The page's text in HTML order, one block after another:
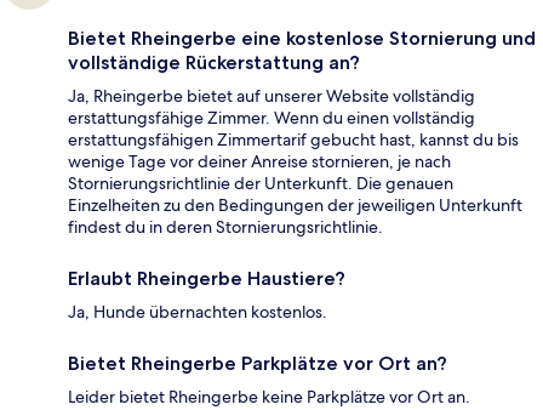
Bietet Rheingerbe eine kostenlose Stornierung und
vollständige Rückerstattung an?
Ja, Rheingerbe bietet auf unserer Website vollständig
erstattungsfähige Zimmer. Wenn du einen vollständig
erstattungsfähigen Zimmertarif gebucht hast, kannst du bis
wenige Tage vor deiner Anreise stornieren, je nach
Stornierungsrichtlinie der Unterkunft. Die genauen
Einzelheiten zu den Bedingungen der jeweiligen Unterkunft
findest du in deren Stornierungsrichtlinie.
Erlaubt Rheingerbe Haustiere?
Ja, Hunde übernachten kostenlos.
Bietet Rheingerbe Parkplätze vor Ort an?
Leider bietet Rheingerbe keine Parkplätze vor Ort an.